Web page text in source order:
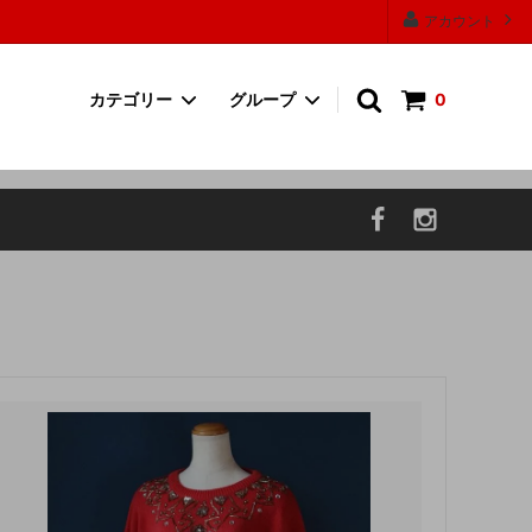
アカウント
0
カテゴリー グループ